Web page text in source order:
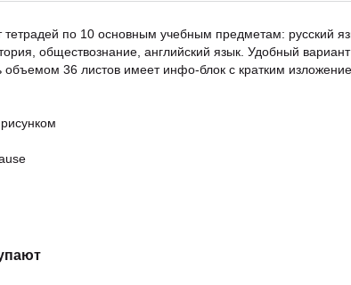
по 10 основным учебным предметам: русский
обществознание, английский язык. Удобный
объемом 36 листов имеет инфо-блок с кратким